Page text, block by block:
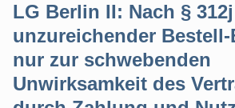
LG Berlin II: Nach §
unzureichender
nur zur schwebenden
Unwirksamkeit des